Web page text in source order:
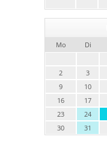
Mo Di
2
3
9
10
16
17
23
24
30
31